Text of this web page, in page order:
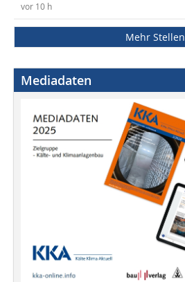
vor 10 h
Mehr Stellen
Mediadaten